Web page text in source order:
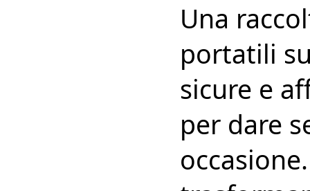
Una
portatili
sicure e
per dare